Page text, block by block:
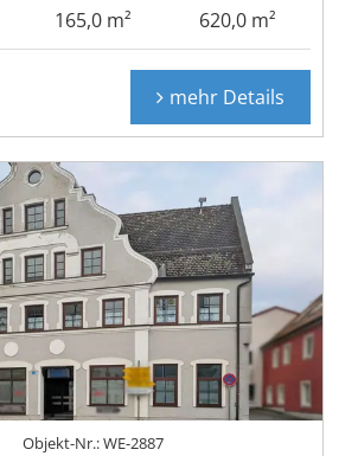
165,0 m² 620,0 m²
mehr Details
Objekt-Nr.: WE-2887